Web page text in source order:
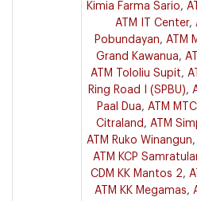
Kimia Farma Sario,
ATM IT Center,
Pobundayan, ATM
Grand Kawanua,
ATM Tololiu Supit,
Ring Road I (SPBU),
Paal Dua, ATM
Citraland , ATM
ATM Ruko Winangun,
ATM KCP
CDM KK Mantos 2,
ATM KK Megamas,